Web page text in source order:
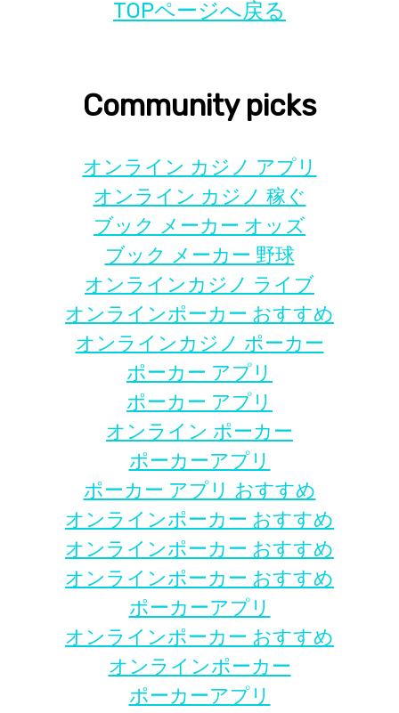
TOPページへ戻る
Community picks
オンライン カジノ アプリ
オンライン カジノ 稼ぐ
ブック メーカー オッズ
ブック メーカー 野球
オンラインカジノ ライブ
オンラインポーカー おすすめ
オンラインカジノ ポーカー
ポーカー アプリ
ポーカー アプリ
オンライン ポーカー
ポーカーアプリ
ポーカー アプリ おすすめ
オンラインポーカー おすすめ
オンラインポーカー おすすめ
オンラインポーカー おすすめ
ポーカーアプリ
オンラインポーカー おすすめ
オンラインポーカー
ポーカーアプリ